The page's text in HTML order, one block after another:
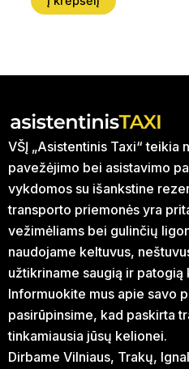
VŠĮ „Asistentinis Taxi“
pavežėjimo bei asistavimo
vykdomos su išankstine
transporto priemonės yra
vežimėliams bei gulinčių
naudojame keltuvus,
užtikriname saugią ir
Informuokite mus apie savo
pasirūpinsime, kad paskirta
tinkamiausia jūsų kelionei.
Dirbame Vilniaus, Trakų,